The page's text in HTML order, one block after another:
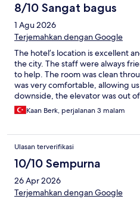
8/10 Sangat bagus
1 Agu 2026
Terjemahkan dengan Google
The hotel’s location is excellent
the city. The staff were always
to help. The room was clean
was very comfortable, allowing
downside, the elevator was out
nights we stayed, which was
also very warm and felt stuffy, as
stay much more comfortable.
thanks to the great location,
comfortable room.
Kaan Berk, perjalanan 3 malam
Ulasan terverifikasi
10/10 Sempurna
26 Apr 2026
Terjemahkan dengan Google